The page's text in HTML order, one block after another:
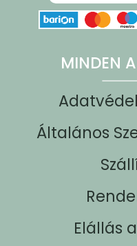
MINDEN
Általános
Elállás